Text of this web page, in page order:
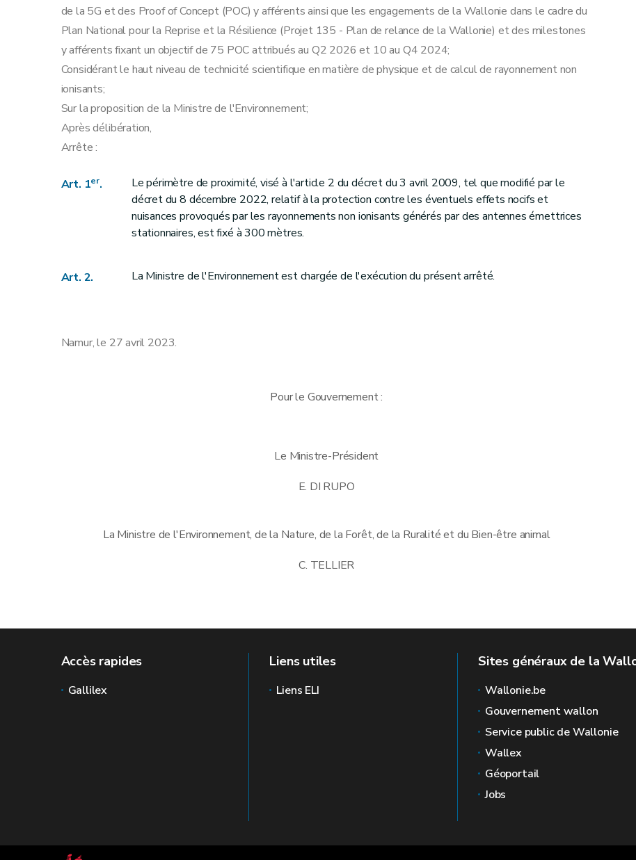
de la 5G et des Proof of Concept (POC) y afférents ainsi que les engagements de la Wallonie dans le cadre du
Plan National pour la Reprise et la Résilience (Projet 135 - Plan de relance de la Wallonie) et des milestones
y afférents fixant un objectif de 75 POC attribués au Q2 2026 et 10 au Q4 2024;
Considérant le haut niveau de technicité scientifique en matière de physique et de calcul de rayonnement non
ionisants;
Sur la proposition de la Ministre de l'Environnement;
Après délibération,
Arrête :
Art. 1er.
Le périmètre de proximité, visé à l'article 2 du décret du 3 avril 2009, tel que modifié par le
décret du 8 décembre 2022, relatif à la protection contre les éventuels effets nocifs et
nuisances provoqués par les rayonnements non ionisants générés par des antennes émettrices
stationnaires, est fixé à 300 mètres.
Art. 2. La Ministre de l'Environnement est chargée de l'exécution du présent arrêté.
Namur, le 27 avril 2023.
Pour le Gouvernement :
Le Ministre-Président
E. DI RUPO
La Ministre de l'Environnement, de la Nature, de la Forêt, de la Ruralité et du Bien-être animal
C. TELLIER
Accès rapides
Gallilex
Liens utiles
Liens ELI
Sites généraux de la
Wallonie.be
Gouvernement wallon
Service public de Wallonie
Wallex
Géoportail
Jobs